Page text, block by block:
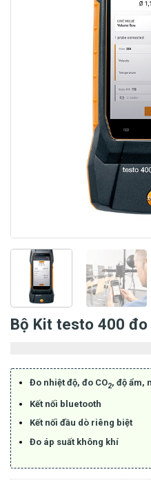
Bộ Kit testo 400
Đo nhiệt độ, đo CO2, độ ẩm,
Kết nối bluetooth
Kết nối đầu dò riêng biệt
Đo áp suất không khí